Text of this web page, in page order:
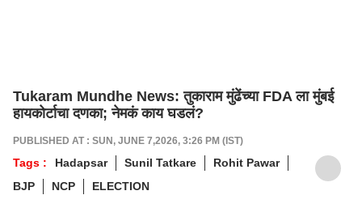
Tukaram Mundhe News: तुकाराम मुंढेंच्या FDA ला मुंबई
हायकोर्टाचा दणका; नेमकं काय घडलं?
PUBLISHED AT : SUN, JUNE 7,2026, 3:26 PM (IST)
Tags : Hadapsar Sunil Tatkare
Rohit Pawar
BJP
NCP ELECTION